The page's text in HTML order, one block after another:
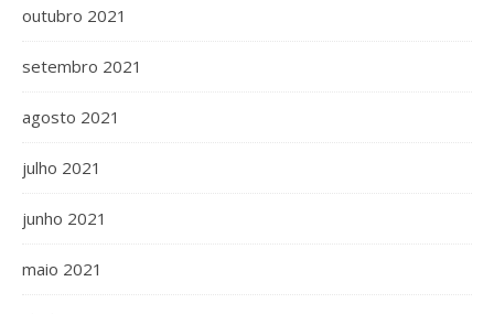
outubro 2021
setembro 2021
agosto 2021
julho 2021
junho 2021
maio 2021